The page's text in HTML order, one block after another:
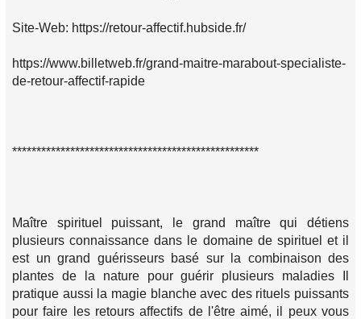
Site-Web: https://retour-affectif.hubside.fr/
https://www.billetweb.fr/grand-maitre-marabout-specialiste-
de-retour-affectif-rapide
***************************************************
Maître spirituel puissant, le grand maître qui détiens
plusieurs connaissance dans le domaine de spirituel et il
est un grand guérisseurs basé sur la combinaison des
plantes de la nature pour guérir plusieurs maladies Il
pratique aussi la magie blanche avec des rituels puissants
pour faire les retours affectifs de l'être aimé, il peux vous